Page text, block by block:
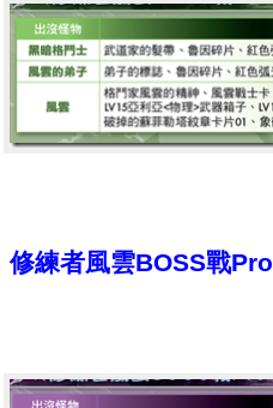
修練者風雲BOSS戰Pro